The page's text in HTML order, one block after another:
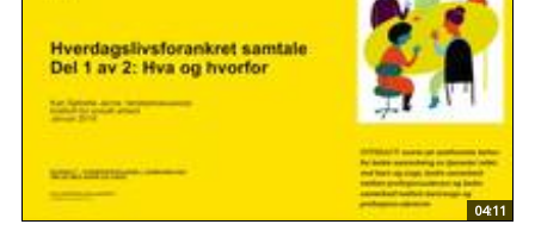
04:11